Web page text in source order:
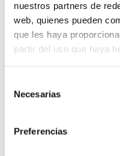
nuestros partners de
web, quienes pueden
que les haya
partir del uso que haya
Necesarias
Preferencias
la estructura, el
del Código ASME
También
Curso Power BI